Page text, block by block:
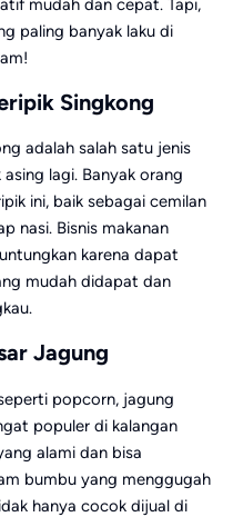
mudah dan cepat. Tapi,
paling banyak laku di
Singkong
adalah salah satu jenis
lagi. Banyak orang
ini, baik sebagai cemilan
nasi. Bisnis makanan
karena dapat
mudah didapat dan
Jagung
popcorn, jagung
populer di kalangan
alami dan bisa
bumbu yang menggugah
hanya cocok dijual di